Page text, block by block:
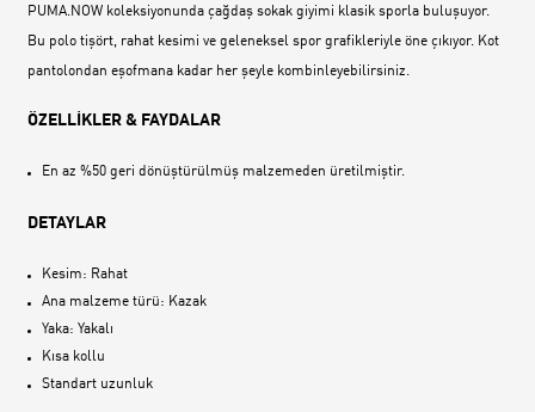
PUMA.NOW koleksiyonunda çağdaş sokak giyimi klasik sporla buluşuyor.
Bu polo tişört, rahat kesimi ve geleneksel spor grafikleriyle öne çıkıyor. Kot
pantolondan eşofmana kadar her şeyle kombinleyebilirsiniz.
ÖZELLİKLER & FAYDALAR
En az %50 geri dönüştürülmüş malzemeden üretilmiştir.
DETAYLAR
Kesim: Rahat
Ana malzeme türü: Kazak
Yaka: Yakalı
Kısa kollu
Standart uzunluk